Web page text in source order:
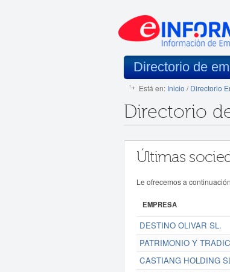
Directorio de
Está en: Inicio /Directorio
Directorio
Últimas
Le ofrecemos a
EMPRESA
DESTINO OLIVAR SL.
PATRIMONIO Y
CASTIANG HOLDING